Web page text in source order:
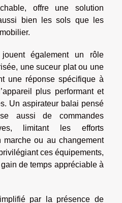
offre une solution
bien les sols que les
également un rôle
une suceur plat ou une
une réponse spécifique à
plus performant et
Un aspirateur balai pensé
aussi de commandes
limitant les efforts
ou au changement
ces équipements,
gain de temps appréciable à
par la présence de